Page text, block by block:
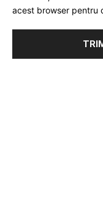
acest browser pentru